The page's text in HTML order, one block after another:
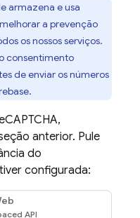
armazena e usa
a prevenção
os nossos serviços.
consentimento
de enviar os números
.
anterior. Pule
do
configurada: